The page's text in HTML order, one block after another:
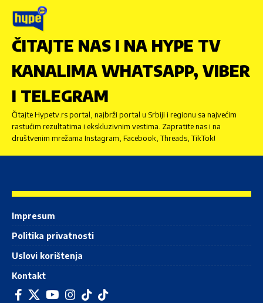
ČITAJTE NAS I NA HYPE TV
KANALIMA WHATSAPP, VIBER
I TELEGRAM
Čitajte Hypetv.rs portal, najbrži portal u Srbiji i regionu sa najvećim
rastućim rezultatima i ekskluzivnim vestima. Zapratite nas i na
društvenim mrežama Instagram, Facebook, Threads, TikTok!
Impresum
Politika privatnosti
Uslovi korištenja
Kontakt